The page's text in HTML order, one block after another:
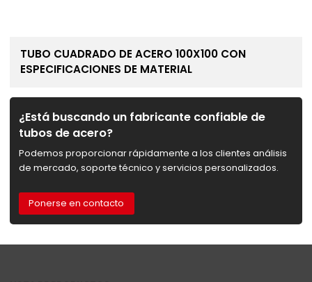
TUBO CUADRADO DE ACERO 100X100 CON
ESPECIFICACIONES DE MATERIAL
¿Está buscando un fabricante confiable de
tubos de acero?
Podemos proporcionar rápidamente a los clientes análisis
de mercado, soporte técnico y servicios personalizados.
Ponerse en contacto